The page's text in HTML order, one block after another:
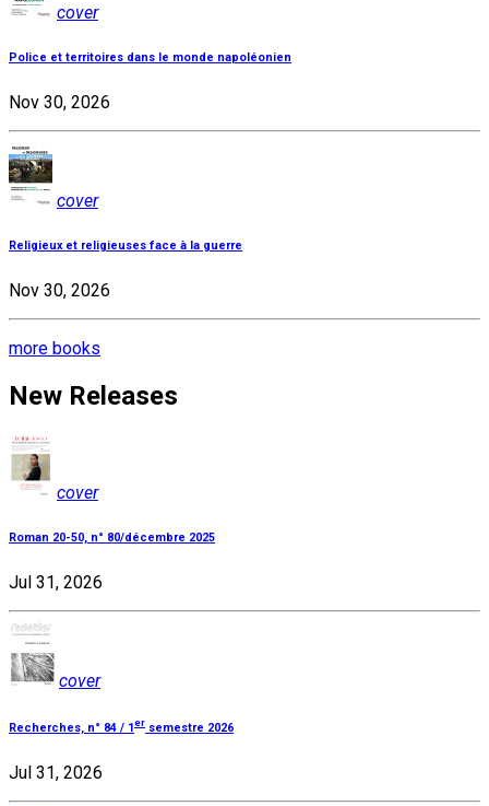
cover
Police et territoires dans le monde napoléonien
Nov 30, 2026
cover
Religieux et religieuses face à la guerre
Nov 30, 2026
more books
New Releases
cover
Roman 20-50, n° 80/décembre 2025
Jul 31, 2026
cover
Recherches, n° 84 / 1 er semestre 2026
Jul 31, 2026